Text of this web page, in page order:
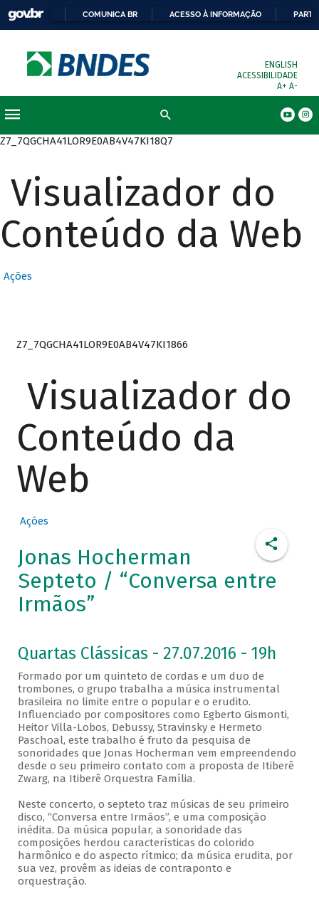
COMUNICA BR ACESSO À INFORMAÇÃO
ENGLISH
ACESSIBILIDADE
A+ A-
Z7_7QGCHA41LOR9E0AB4V47KI18Q7
Visualizador do
Conteúdo da Web
Ações
Z7_7QGCHA41LOR9E0AB4V47KI1866
Visualizador do
Conteúdo da
Web
Ações
Jonas Hocherman
Septeto / “Conversa entre
Irmãos”
Quartas Clássicas - 27.07.2016 - 19h
Formado por um quinteto de cordas e um duo de
trombones, o grupo trabalha a música instrumental
brasileira no limite entre o popular e o erudito.
Influenciado por compositores como Egberto Gismonti,
Heitor Villa-Lobos, Debussy, Stravinsky e Hermeto
Paschoal, este trabalho é fruto da pesquisa de
sonoridades que Jonas Hocherman vem empreendendo
desde o seu primeiro contato com a proposta de Itiberê
Zwarg, na Itiberê Orquestra Família.
Neste concerto, o septeto traz músicas de seu primeiro
disco, “Conversa entre Irmãos”, e uma composição
inédita. Da música popular, a sonoridade das
composições herdou características do colorido
harmônico e do aspecto rítmico; da música erudita, por
sua vez, provêm as ideias de contraponto e
orquestração.